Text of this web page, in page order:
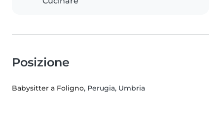
Posizione
Babysitter a Foligno, Perugia, Umbria